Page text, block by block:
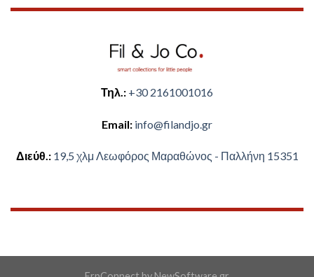
Τηλ.: +30 2161001016
Email: ​info@filandjo.gr
Διεύθ.: ​​19,5 χλμ Λεωφόρος Μαραθώνος - ​​Παλλήνη 15351